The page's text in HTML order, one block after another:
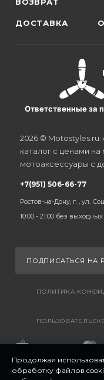
ДОСТАВКА
Ответственные за
2026 © Motostyles.ru:
каталог с ценами
мотоаксессуары с
+7(951) 506-66-77
Ростов-на-Дону, г. , ул.
10:00 - 21:00 без выходных
ПОДПИСАТЬСЯ НА
ПОЛИТИКА
Продолжая
обработку файлов